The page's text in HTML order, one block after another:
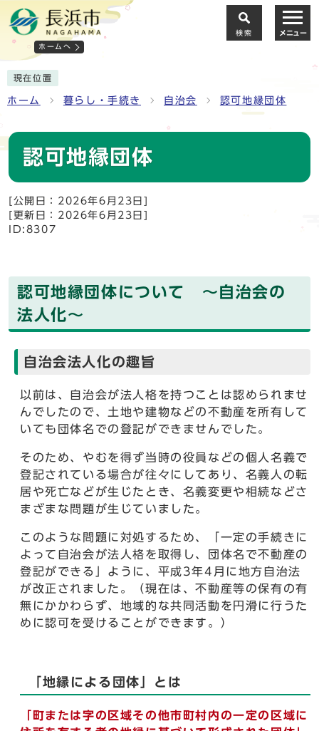
ホームへ
検索 メニュー
現在位置
ホーム 暮らし・手続き 自治会 認可地縁団体
認可地縁団体
[公開日：2026年6月23日]
[更新日：2026年6月23日]
ID:8307
認可地縁団体について ～自治会の
法人化～
自治会法人化の趣旨
以前は、自治会が法人格を持つことは認められませ
んでしたので、土地や建物などの不動産を所有して
いても団体名での登記ができませんでした。
そのため、やむを得ず当時の役員などの個人名義で
登記されている場合が往々にしてあり、名義人の転
居や死亡などが生じたとき、名義変更や相続などさ
まざまな問題が生じていました。
このような問題に対処するため、「一定の手続きに
よって自治会が法人格を取得し、団体名で不動産の
登記ができる」ように、平成3年4月に地方自治法
が改正されました。（現在は、不動産等の保有の有
無にかかわらず、地域的な共同活動を円滑に行うた
めに認可を受けることができます。）
「地縁による団体」とは
「町または字の区域その他市町村内の一定の区域に